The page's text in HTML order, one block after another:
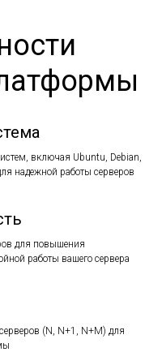
включая Ubuntu, Debian,
надежной работы серверов
для повышения
работы вашего сервера
(N, N+1, N+M) для